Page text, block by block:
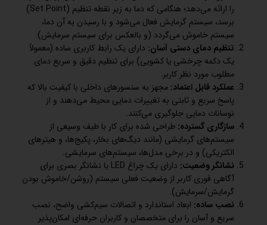
را ارائه می‌دهد؛ هنگامی که دما به زیر نقطه تنظیم (Set Point)
برسد، سیستم گرمایش فعال می‌شود و با رسیدن به آن دما،
سیستم خاموش می‌گردد (و بالعکس برای سیستم سرمایش).
تنظیم دمای دستی آسان: دارای یک رابط کاربری ساده (معمولاً
یک دکمه چرخشی یا کشویی) برای تنظیم دقیق و سریع دمای
مطلوب مورد نظر کاربر.
عملکرد قابل اعتماد: مجهز به سنسورهای داخلی با کیفیت بالا که
پاسخ سریع و ثابتی به تغییرات دمایی محیط می‌دهند و از
نوسانات دمایی جلوگیری می‌کنند.
سازگاری گسترده: طراحی شده برای کار با طیف وسیعی از
سیستم‌های گرمایشی (مانند دیگ‌های بخار، پکیج‌ها، و هیترهای
الکتریکی) و در برخی مدل‌ها، سیستم‌های سرمایشی.
نشانگر وضعیت:
دارای یک چراغ LED یا نشانگر بصری برای
آگاهی فوری کاربر از وضعیت فعلی سیستم (روشن/خاموش بودن
گرمایش/سرمایش).
نصب ساده: ابعاد استاندارد و اتصالات سیم‌کشی واضح، نصب
سریع و آسان را برای متخصصان و کاربران حرفه‌ای امکان‌پذیر